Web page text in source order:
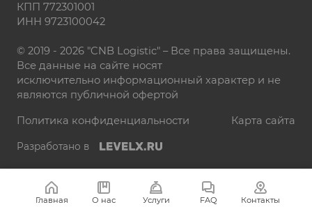
КПП 772301001
ИНН 9723100042
© 2019 - 2026 "CNB Logistic" – Все права защищены.
Все данные на сайте носят
исключительно информационный характер и не
являются публичной офертой
Политика конфиденциальности Карта сайта
Разработано в
Главная О нас Услуги FAQ Контакты